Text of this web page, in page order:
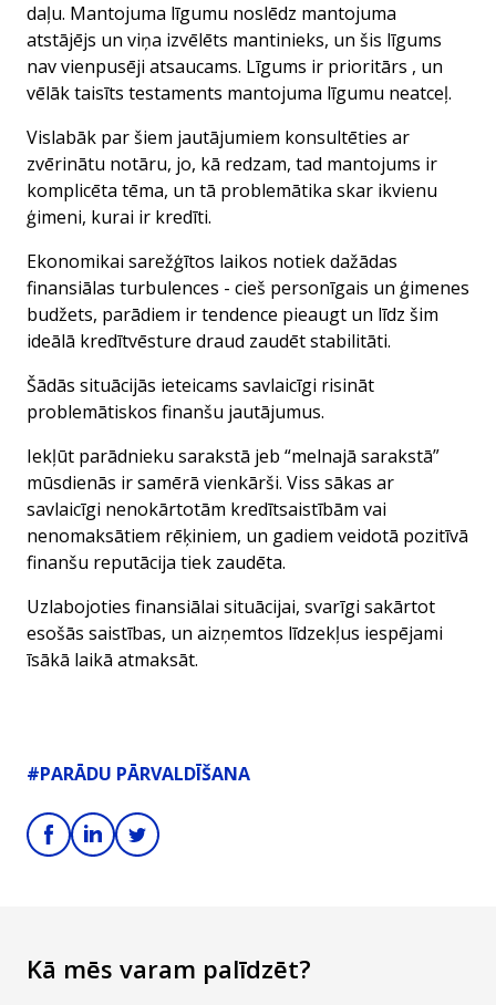
daļu. Mantojuma līgumu noslēdz mantojuma
atstājējs un viņa izvēlēts mantinieks, un šis līgums
nav vienpusēji atsaucams. Līgums ir prioritārs , un
vēlāk taisīts testaments mantojuma līgumu neatceļ.
Vislabāk par šiem jautājumiem konsultēties ar
zvērinātu notāru, jo, kā redzam, tad mantojums ir
komplicēta tēma, un tā problemātika skar ikvienu
ģimeni, kurai ir kredīti.
Ekonomikai sarežģītos laikos notiek dažādas
finansiālas turbulences - cieš personīgais un ģimenes
budžets, parādiem ir tendence pieaugt un līdz šim
ideālā kredītvēsture draud zaudēt stabilitāti.
Šādās situācijās ieteicams savlaicīgi risināt
problemātiskos finanšu jautājumus.
Iekļūt parādnieku sarakstā jeb “melnajā sarakstā”
mūsdienās ir samērā vienkārši. Viss sākas ar
savlaicīgi nenokārtotām kredītsaistībām vai
nenomaksātiem rēķiniem, un gadiem veidotā pozitīvā
finanšu reputācija tiek zaudēta.
Uzlabojoties finansiālai situācijai, svarīgi sakārtot
esošās saistības, un aizņemtos līdzekļus iespējami
īsākā laikā atmaksāt.
#PARĀDU PĀRVALDĪŠANA
Kā mēs varam palīdzēt?